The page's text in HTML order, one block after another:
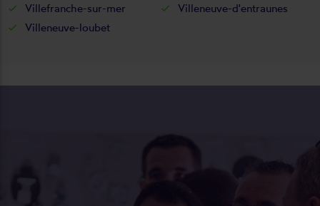
Villefranche-sur-mer
Villeneuve-d'entraunes
Villeneuve-loubet